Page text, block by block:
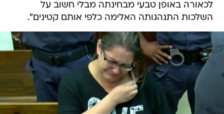
לכאורה באופן טבעי מבחינתה מבלי חשוב על
השלכות התנהגותה האלימה כלפי אותם קטינים".